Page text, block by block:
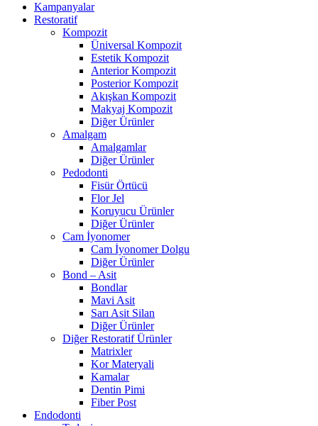
Kampanyalar
Restoratif
Kompozit
Üniversal Kompozit
Estetik Kompozit
Anterior Kompozit
Posterior Kompozit
Akışkan Kompozit
Makyaj Kompozit
Diğer Ürünler
Amalgam
Amalgamlar
Diğer Ürünler
Pedodonti
Fisür Örtücü
Flor Jel
Koruyucu Ürünler
Diğer Ürünler
Cam İyonomer
Cam İyonomer Dolgu
Diğer Ürünler
Bond – Asit
Bondlar
Mavi Asit
Sarı Asit Silan
Diğer Ürünler
Diğer Restoratif Ürünler
Matrixler
Kor Materyali
Kamalar
Dentin Pimi
Fiber Post
Endodonti